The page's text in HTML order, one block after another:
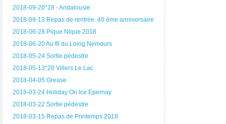
2018-09-20*28 - Andalousie
2018-09-13 Repas de rentrée: 40 éme anniversaire
2018-06-28 Pique Nique 2018
2018-06-20 Au fil du Loing Nemours
2018-05-24 Sortie pédestre
2018-05-13*20 Villers Le Lac
2018-04-05 Grease
2018-03-24 Holiday On Ice Epernay
2018-03-22 Sortie pédestre
2018-03-15 Repas de Printemps 2018